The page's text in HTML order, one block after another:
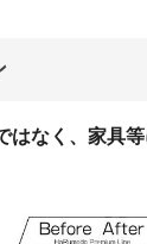
はなく、家具